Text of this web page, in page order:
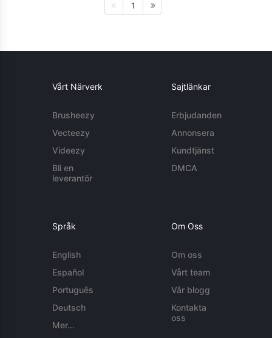
1
Vårt Närverk
Brusheezy
Vecteezy
Videezy
Bli en
leverantör
Sajtlänkar
Erbjudanden
Annonsera
Kundtjänst
DMCA
Språk
English
Español
Português
Deutsch
Mer...
Om Oss
Om oss
Vårt team
Vår blogg
Kontakta
oss